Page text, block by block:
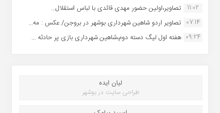
11:02
تصاویر،اولین حضور مهدی قائدی با لباس استقلال...
07:14 تصاویر اردو شاهین شهرداری بوشهر در بروجن/ عکس : مه...
09:24 هفته اول لیگ دسته دوم،شاهین شهرداری بازی پر حادثه ...
لیان ایده
طراحی سایت در بوشهر